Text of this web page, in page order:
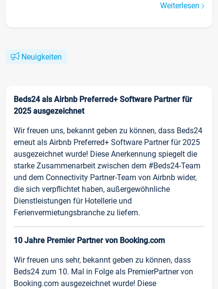
Weiterlesen
Neuigkeiten
Beds24 als Airbnb Preferred+ Software Partner für
2025 ausgezeichnet
Wir freuen uns, bekannt geben zu können, dass Beds24
erneut als Airbnb Preferred+ Software Partner für 2025
ausgezeichnet wurde! Diese Anerkennung spiegelt die
starke Zusammenarbeit zwischen dem #Beds24-Team
und dem Connectivity Partner-Team von Airbnb wider,
die sich verpflichtet haben, außergewöhnliche
Dienstleistungen für Hotellerie und
Ferienvermietungsbranche zu liefern.
10 Jahre Premier Partner von Booking.com
Wir freuen uns sehr, bekannt geben zu können, dass
Beds24 zum 10. Mal in Folge als PremierPartner von
Booking.com ausgezeichnet wurde! Diese